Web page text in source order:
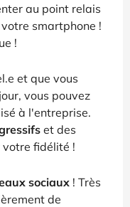
au point relais
smartphone !
!
et que vous
vous pouvez
à l'entreprise.
et des
fidélité !
sociaux ! Très
de